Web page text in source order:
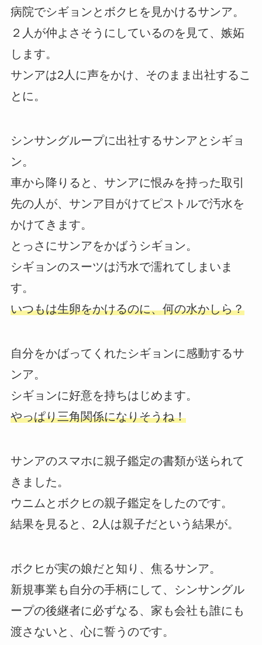
病院でシギョンとボクヒを見かけるサンア。
２人が仲よさそうにしているのを見て、嫉妬
します。
サンアは2人に声をかけ、そのまま出社するこ
とに。
シンサングループに出社するサンアとシギョ
ン。
車から降りると、サンアに恨みを持った取引
先の人が、サンア目がけてピストルで汚水を
かけてきます。
とっさにサンアをかばうシギョン。
シギョンのスーツは汚水で濡れてしまいま
す。
いつもは生卵をかけるのに、何の水かしら？
自分をかばってくれたシギョンに感動するサ
ンア。
シギョンに好意を持ちはじめます。
やっぱり三角関係になりそうね！
サンアのスマホに親子鑑定の書類が送られて
きました。
ウニムとボクヒの親子鑑定をしたのです。
結果を見ると、2人は親子だという結果が。
ボクヒが実の娘だと知り、焦るサンア。
新規事業も自分の手柄にして、シンサングル
ープの後継者に必ずなる、家も会社も誰にも
渡さないと、心に誓うのです。